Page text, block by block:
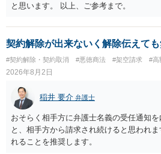
と思います。 以上、ご参考まで。
契約解除が出来ないく解除伝えて
#契約解除・契約取消 #悪徳商法 #架空請求 #高
2026年8月2日
稲井 要介 弁護士
おそらく相手方に弁護士名義の受任通知
と、相手方から請求され続けると思われ
れることを推奨します。